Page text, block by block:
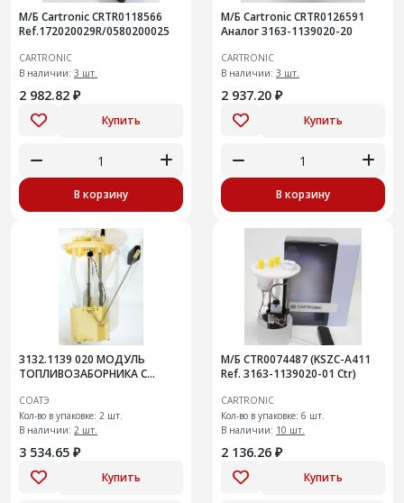
М/Б Cartronic CRTR0118566
Ref.172020029R/0580200025
CARTRONIC
В наличии: 3 шт.
2 982.82 ₽
Купить
В корзину
М/Б Cartronic CRTR0126591
Аналог 3163-1139020-20
CARTRONIC
В наличии: 3 шт.
2 937.20 ₽
Купить
В корзину
3132.1139 020 МОДУЛЬ
ТОПЛИВОЗАБОРНИКА С
СОАТЭ
Кол-во в упаковке: 2 шт.
В наличии: 2 шт.
3 534.65 ₽
Купить
М/Б CTR0074487 (KSZC-A411
Ref. 3163-1139020-01 Ctr)
CARTRONIC
Кол-во в упаковке: 6 шт.
В наличии: 10 шт.
2 136.26 ₽
Купить